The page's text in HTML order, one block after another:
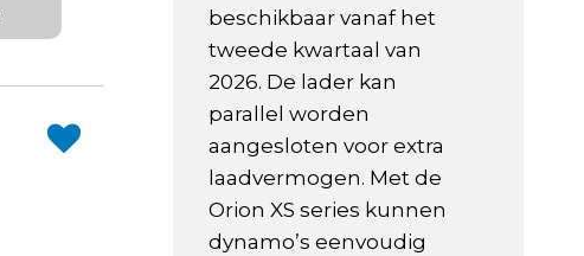
beschikbaar vanaf het
tweede kwartaal van
2026. De lader kan
parallel worden
aangesloten voor extra
laadvermogen. Met de
Orion XS series kunnen
dynamo’s eenvoudig